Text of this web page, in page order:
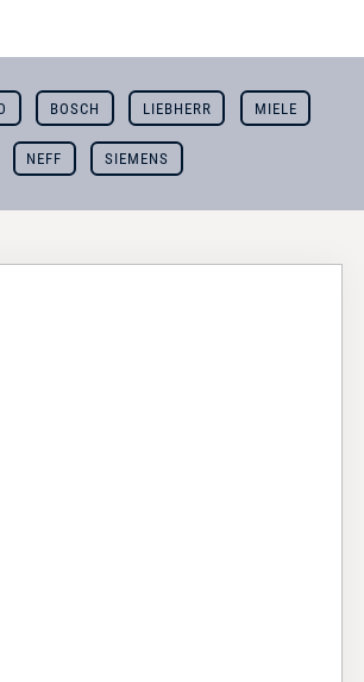
BOSCH LIEBHERR MIELE
NEFF SIEMENS